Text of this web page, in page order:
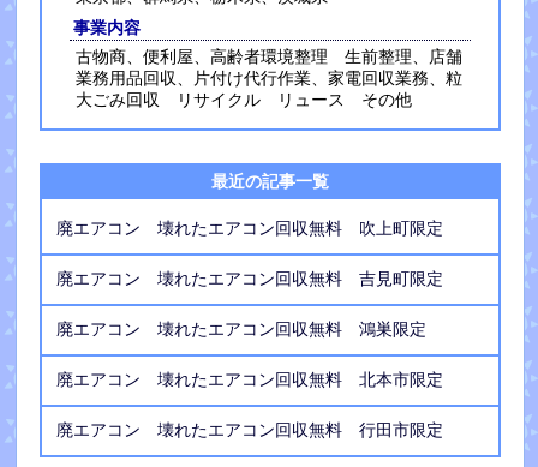
事業内容
古物商、便利屋、高齢者環境整理 生前整理、店舗
業務用品回収、片付け代行作業、家電回収業務、粒
大ごみ回収 リサイクル リュース その他
最近の記事一覧
廃エアコン 壊れたエアコン回収無料 吹上町限定
廃エアコン 壊れたエアコン回収無料 吉見町限定
廃エアコン 壊れたエアコン回収無料 鴻巣限定
廃エアコン 壊れたエアコン回収無料 北本市限定
廃エアコン 壊れたエアコン回収無料 行田市限定